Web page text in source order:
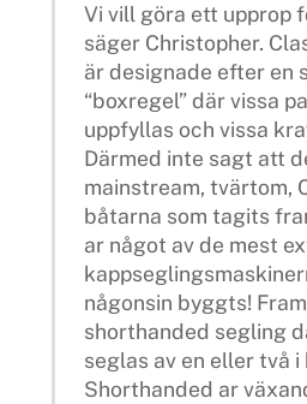
Vi vill göra ett upprop
säger Christopher.
är designade efter en
“boxregel” där vissa
uppfyllas och vissa
Därmed inte sagt att
mainstream, tvärtom,
båtarna som tagits
ar något av de mest
någonsin byggts!
shorthanded segling
seglas av en eller två
Shorthanded ar